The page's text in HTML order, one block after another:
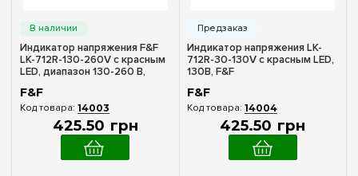
Индикатор напряжения F&F
LK-712R-130-260V с красным
LED, диапазон 130-260 В,
F&F
14003
425.50 грн
Индикатор напряжения LK-
712R-30-130V с красным LED,
130В, F&F
F&F
14004
425.50 грн